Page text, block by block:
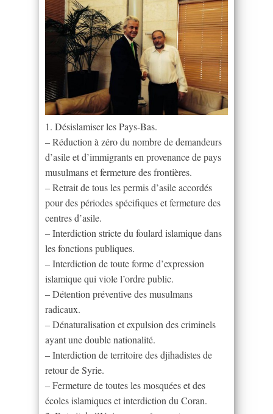
1. Désislamiser les Pays-Bas.
– Réduction à zéro du nombre de demandeurs
d’asile et d’immigrants en provenance de pays
musulmans et fermeture des frontières.
– Retrait de tous les permis d’asile accordés
pour des périodes spécifiques et fermeture des
centres d’asile.
– Interdiction stricte du foulard islamique dans
les fonctions publiques.
– Interdiction de toute forme d’expression
islamique qui viole l’ordre public.
– Détention préventive des musulmans
radicaux.
– Dénaturalisation et expulsion des criminels
ayant une double nationalité.
– Interdiction de territoire des djihadistes de
retour de Syrie.
– Fermeture de toutes les mosquées et des
écoles islamiques et interdiction du Coran.